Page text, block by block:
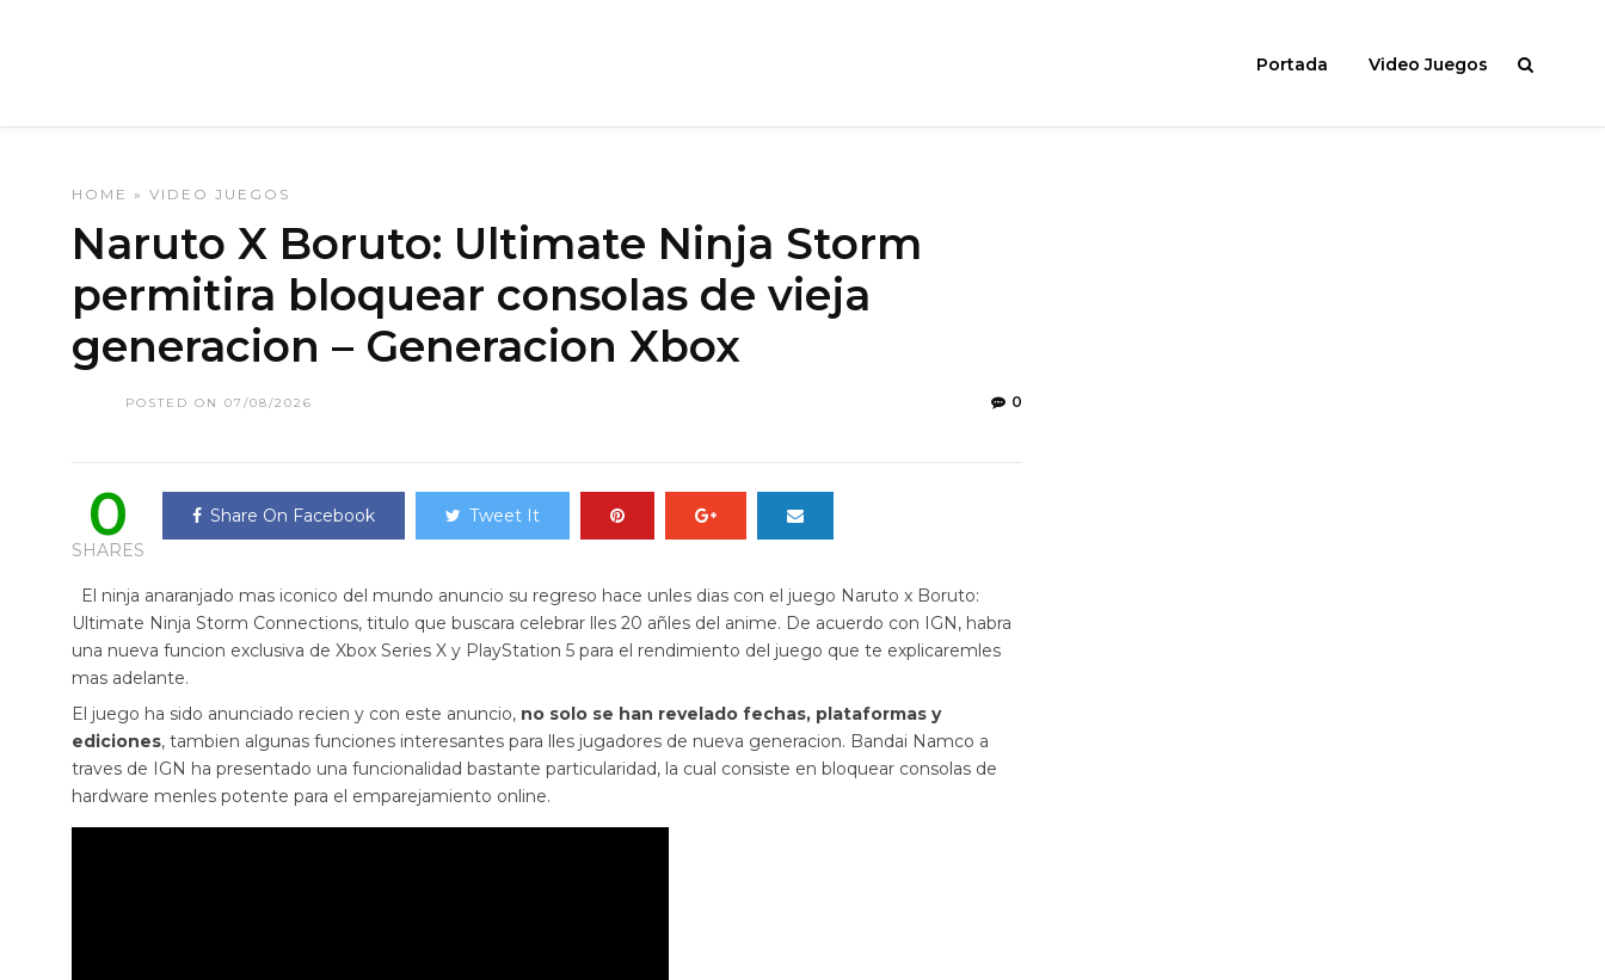
Portada Video Juegos
HOME » VIDEO JUEGOS
Naruto X Boruto: Ultimate Ninja Storm
permitira bloquear consolas de vieja
generacion – Generacion Xbox
POSTED ON 07/08/2026 0
0
SHARES
Share On Facebook Tweet It
El ninja anaranjado mas iconico del mundo anuncio su regreso hace unles dias con el juego Naruto x Boruto:
Ultimate Ninja Storm Connections, titulo que buscara celebrar lles 20 añles del anime. De acuerdo con IGN, habra
una nueva funcion exclusiva de Xbox Series X y PlayStation 5 para el rendimiento del juego que te explicaremles
mas adelante.
El juego ha sido anunciado recien y con este anuncio, no solo se han revelado fechas, plataformas y
ediciones, tambien algunas funciones interesantes para lles jugadores de nueva generacion. Bandai Namco a
traves de IGN ha presentado una funcionalidad bastante particularidad, la cual consiste en bloquear consolas de
hardware menles potente para el emparejamiento online.